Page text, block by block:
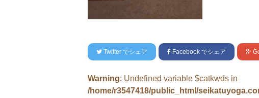
Twitter でシェア Facebook でシェア
Warning: Undefined variable $catkwds in
/home/r3547418/public_html/